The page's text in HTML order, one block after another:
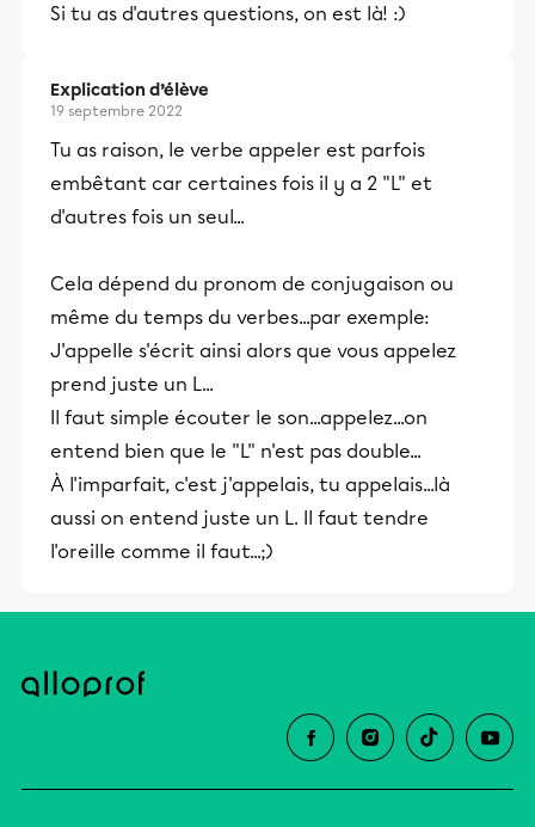
Si tu as d'autres questions, on est là! :)
Explication d’élève
19 septembre 2022
Tu as raison, le verbe appeler est parfois
embêtant car certaines fois il y a 2 "L" et
d'autres fois un seul...
Cela dépend du pronom de conjugaison ou
même du temps du verbes...par exemple:
J'appelle s'écrit ainsi alors que vous appelez
prend juste un L...
Il faut simple écouter le son...appelez...on
entend bien que le "L" n'est pas double...
À l'imparfait, c'est j'appelais, tu appelais...là
aussi on entend juste un L. Il faut tendre
l'oreille comme il faut...;)